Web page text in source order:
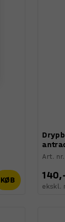
KØB
Art. nr.
ekskl.